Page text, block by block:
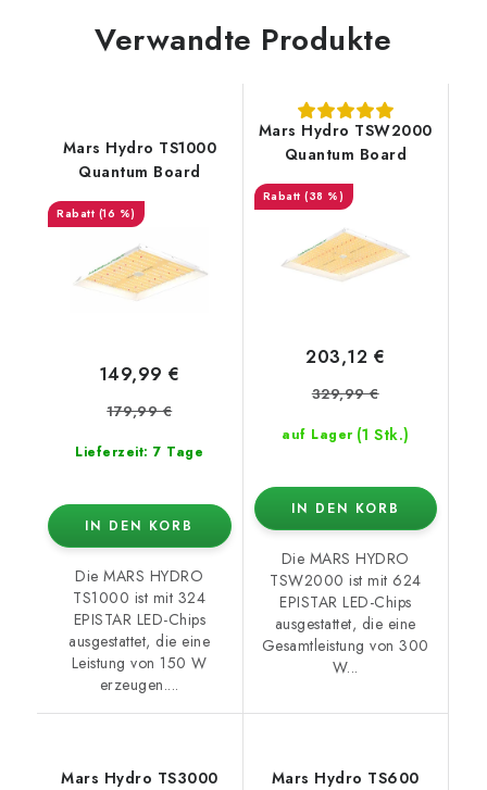
Verwandte Produkte
Mars Hydro TS1000
Quantum Board
(16 %)
Lieferzeit: 7 Tage
149,99 €
179,99 €
IN DEN KORB
Die MARS HYDRO
TS1000 ist mit 324
EPISTAR LED-Chips
ausgestattet, die eine
Leistung von 150 W
erzeugen....
Mars Hydro TSW2000
Quantum Board
(38 %)
auf Lager (1 Stk.)
203,12 €
329,99 €
IN DEN KORB
Die MARS HYDRO
TSW2000 ist mit 624
EPISTAR LED-Chips
ausgestattet, die eine
Gesamtleistung von 300
W...
Mars Hydro TS3000 Mars Hydro TS600